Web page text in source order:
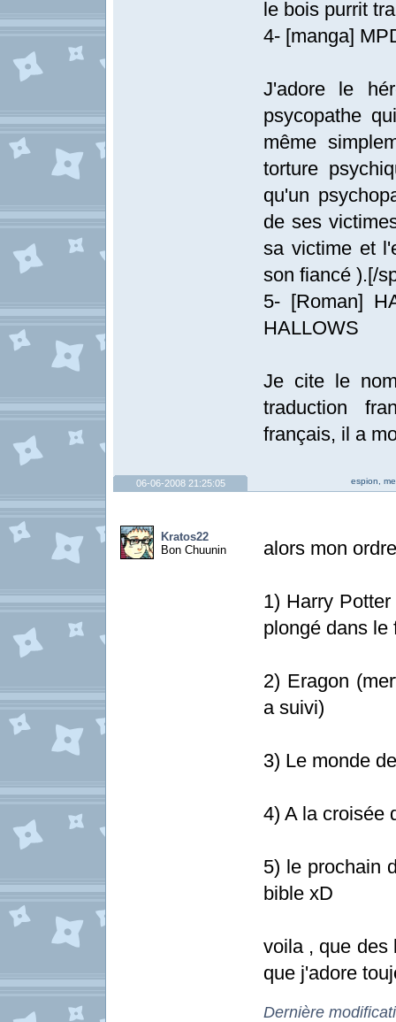
le bois purrit
4- [manga]
J'adore le
psycopathe
même
torture
qu'un
de ses
sa victime et
son fiancé ).[/
5- [Roman]
HALLOWS
Je cite le
traduction
français, il a
espion,
06-06-2008 21:25:05
Kratos22
Bon Chuunin
alors mon
1) Harry
plongé dans le
2) Eragon
a suivi)
3) Le monde
4) A la croisée
5) le prochain
bible xD
voila , que des
que j'adore
Dernière